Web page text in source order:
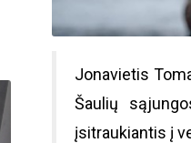
Jonavietis
Šaulių
įsitraukiantis į